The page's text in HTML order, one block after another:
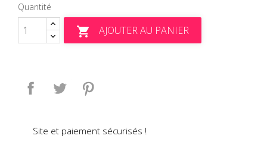
Quantité
 AJOUTER AU PANIER
Partager Tweet
Site et paiement sécurisés !